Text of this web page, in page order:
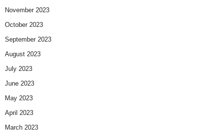
November 2023
October 2023
September 2023
August 2023
July 2023
June 2023
May 2023
April 2023
March 2023